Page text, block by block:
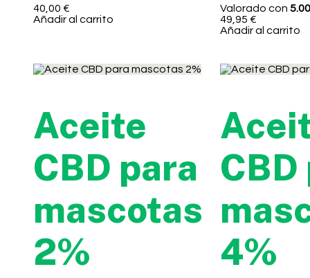
40,00 €
Añadir al carrito
Valorado con 5.00
49,95 €
Añadir al carrito
Aceite
CBD para
mascotas
2%
CBD
4%